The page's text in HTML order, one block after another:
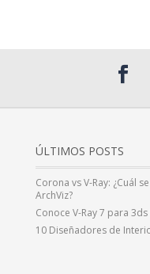
ÚLTIMOS POSTS
Corona vs V-Ray: ¿Cuál
ArchViz?
Conoce V-Ray 7 para 3ds
10 Diseñadores de